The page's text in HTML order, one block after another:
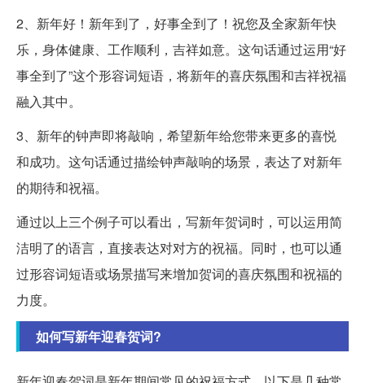
2、新年好！新年到了，好事全到了！祝您及全家新年快
乐，身体健康、工作顺利，吉祥如意。这句话通过运用“好
事全到了”这个形容词短语，将新年的喜庆氛围和吉祥祝福
融入其中。
3、新年的钟声即将敲响，希望新年给您带来更多的喜悦
和成功。这句话通过描绘钟声敲响的场景，表达了对新年
的期待和祝福。
通过以上三个例子可以看出，写新年贺词时，可以运用简
洁明了的语言，直接表达对对方的祝福。同时，也可以通
过形容词短语或场景描写来增加贺词的喜庆氛围和祝福的
力度。
如何写新年迎春贺词?